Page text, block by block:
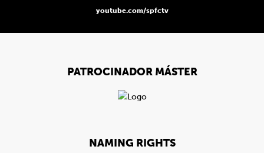
youtube.com/spfctv
PATROCINADOR MÁSTER
NAMING RIGHTS